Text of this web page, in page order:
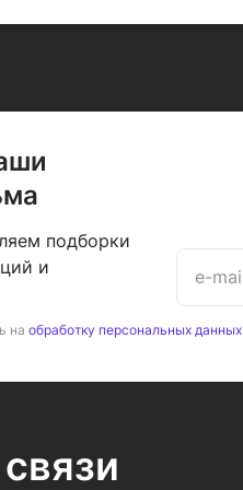
подборки
и
на обработку персональных данных